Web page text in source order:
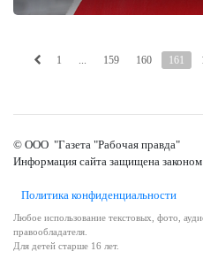
1 ... 159 160 161
© ООО "Газета "Рабочая правда"
Информация сайта защищена законом
Политика конфиденциальности
Любое использование текстовых, фото,
правообладателя.
Для детей старше 16 лет.